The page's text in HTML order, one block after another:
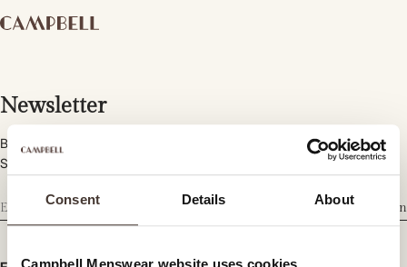
Consent Details About
Newsletter
Bleiben Sie informiert über neue Kollektionen, Trends und
Sonderangebote.
Abonnieren